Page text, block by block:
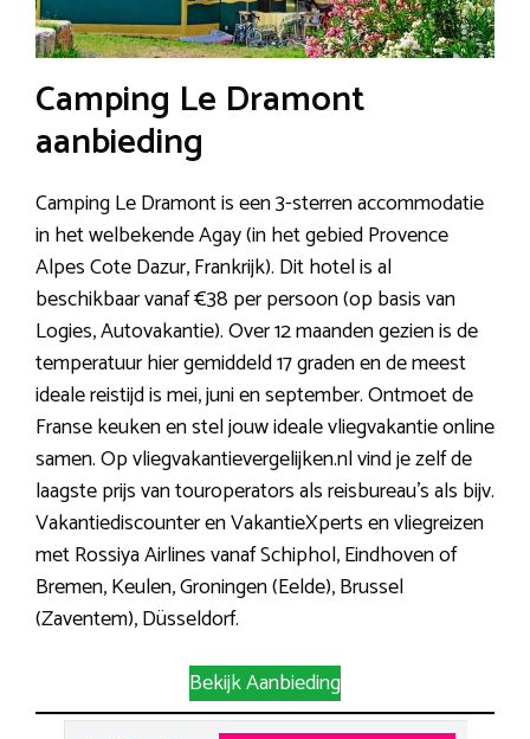
Camping Le Dramont
aanbieding
Camping Le Dramont is een 3-sterren accommodatie
in het welbekende Agay (in het gebied Provence
Alpes Cote Dazur, Frankrijk). Dit hotel is al
beschikbaar vanaf €38 per persoon (op basis van
Logies, Autovakantie). Over 12 maanden gezien is de
temperatuur hier gemiddeld 17 graden en de meest
ideale reistijd is mei, juni en september. Ontmoet de
Franse keuken en stel jouw ideale vliegvakantie online
samen. Op vliegvakantievergelijken.nl vind je zelf de
laagste prijs van touroperators als reisbureau’s als bijv.
Vakantiediscounter en VakantieXperts en vliegreizen
met Rossiya Airlines vanaf Schiphol, Eindhoven of
Bremen, Keulen, Groningen (Eelde), Brussel
(Zaventem), Düsseldorf.
Bekijk Aanbieding